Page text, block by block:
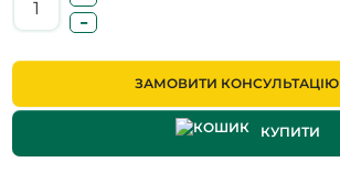
ЗАМОВИТИ КОНСУЛЬТАЦІЮ
КУПИТИ